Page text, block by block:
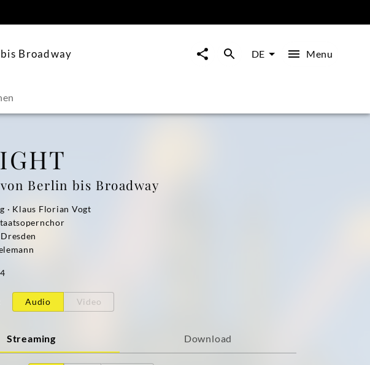
Broadway DE Menu
Berlin bis Broadway
· Klaus Florian Vogt
Audio Video
Streaming Download